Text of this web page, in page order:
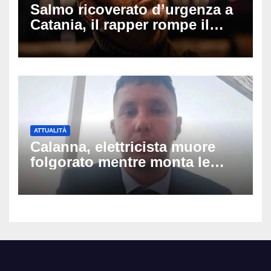
Salmo ricoverato d’urgenza a
Catania, il rapper rompe il
silenzio dopo la notte in
ospedale: come sta e cosa
ATTUALITÀ
Calanna, elettricista muore
folgorato mentre monta le
luminarie della festa: chi era
Fabio Calabrò e cosa è